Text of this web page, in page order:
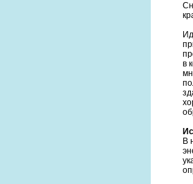
в
В